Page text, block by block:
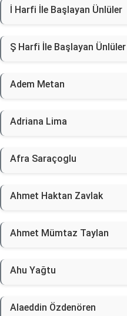
İ Harfi İle Başlayan Ünlüler
Ş Harfi İle Başlayan Ünlüler
Adem Metan
Adriana Lima
Afra Saraçoglu
Ahmet Haktan Zavlak
Ahmet Mümtaz Taylan
Ahu Yağtu
Alaeddin Özdenören